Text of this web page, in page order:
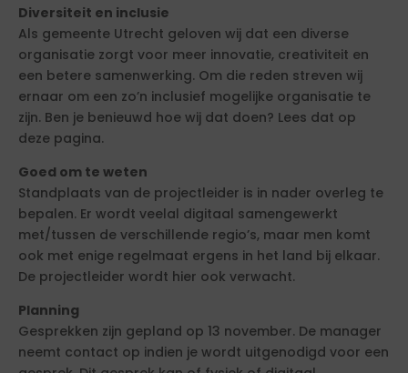
Diversiteit en inclusie
Als gemeente Utrecht geloven wij dat een diverse
organisatie zorgt voor meer innovatie, creativiteit en
een betere samenwerking. Om die reden streven wij
ernaar om een zo’n inclusief mogelijke organisatie te
zijn. Ben je benieuwd hoe wij dat doen? Lees dat op
deze pagina.
Goed om te weten
Standplaats van de projectleider is in nader overleg te
bepalen. Er wordt veelal digitaal samengewerkt
met/tussen de verschillende regio’s, maar men komt
ook met enige regelmaat ergens in het land bij elkaar.
De projectleider wordt hier ook verwacht.
Planning
Gesprekken zijn gepland op 13 november. De manager
neemt contact op indien je wordt uitgenodigd voor een